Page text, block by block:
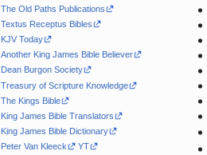
The Old Paths Publications
Textus Receptus Bibles
KJV Today
Another King James Bible Believer
Dean Burgon Society
Treasury of Scripture Knowledge
The Kings Bible
King James Bible Translators
King James Bible Dictionary
Peter Van Kleeck
YT